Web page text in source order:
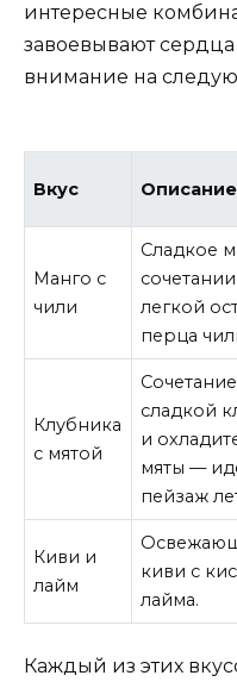
интересные
завоевывают
внимание на
Вкус Описание
Манго с
чили
Сладкое
легкой
перца
Клубника
с мятой
Сочетание
сладкой
и
мяты —
пейзаж
Киви и
лайм
киви с
лайма.
Каждый из этих